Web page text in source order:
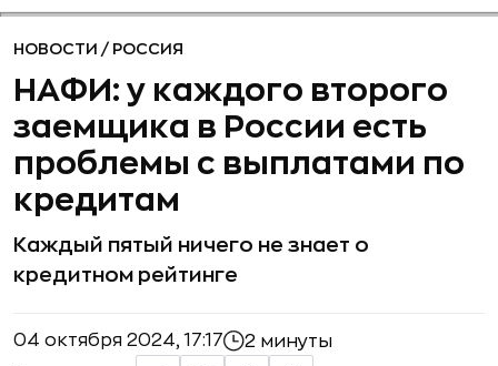
НОВОСТИ / РОССИЯ
НАФИ: у каждого второго
заемщика в России есть
проблемы с выплатами по
кредитам
Каждый пятый ничего не знает о
кредитном рейтинге
04 октября 2024, 17:17 2 минуты